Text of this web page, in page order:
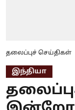
தலைப்புச் செய்திகள்
இந்தியா